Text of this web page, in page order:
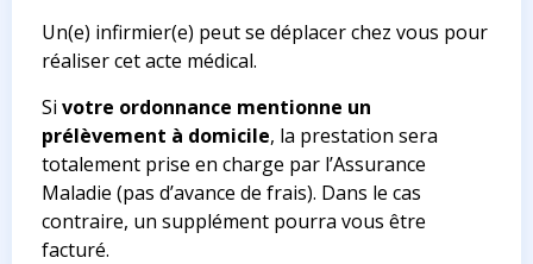
Un(e) infirmier(e) peut se déplacer chez vous pour
réaliser cet acte médical.
Si votre ordonnance mentionne un
prélèvement à domicile, la prestation sera
totalement prise en charge par l’Assurance
Maladie (pas d’avance de frais). Dans le cas
contraire, un supplément pourra vous être
facturé.